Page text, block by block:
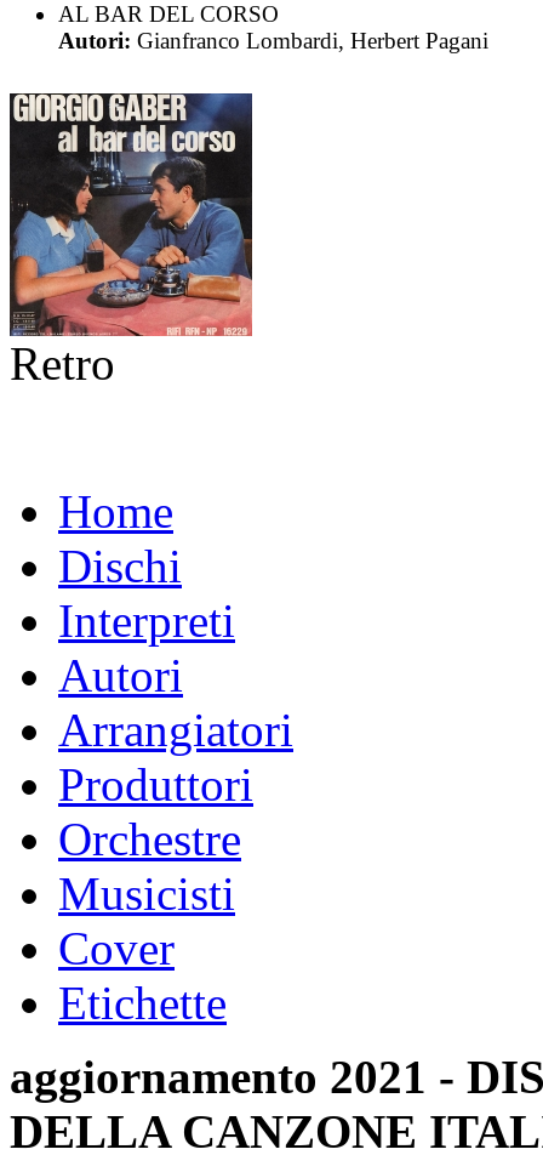
AL BAR DEL CORSO
Autori: Gianfranco Lombardi, Herbert Pagani
Retro
Home
Dischi
Interpreti
Autori
Arrangiatori
Produttori
Orchestre
Musicisti
Cover
Etichette
aggiornamento 2021 -
DELLA CANZONE